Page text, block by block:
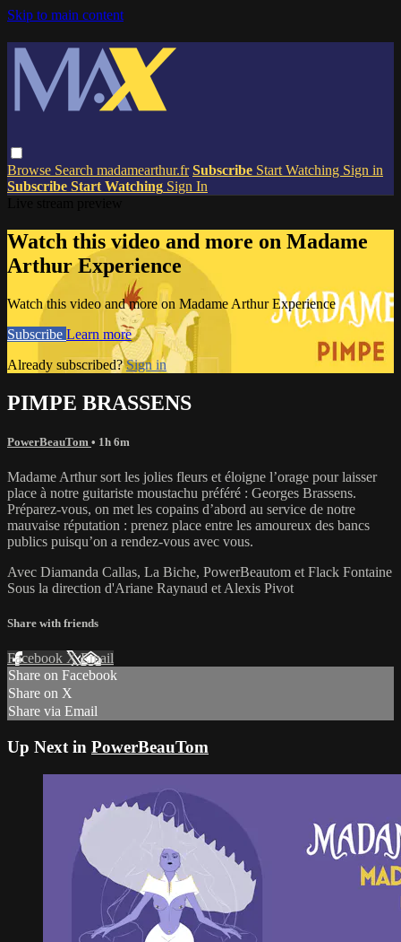
Skip to main content
Browse Search madamearthur.fr Subscribe Start Watching Sign in
Subscribe Start Watching Sign In
Watch this video and more on Madame
Arthur Experience
Watch this video and more on Madame Arthur Experience
Subscribe Learn more
Already subscribed?Sign in
PIMPE BRASSENS
PowerBeauTom • 1h 6m
Madame Arthur sort les jolies fleurs et éloigne l’orage pour laisser
place à notre guitariste moustachu préféré : Georges Brassens.
Préparez-vous, on met les copains d’abord au service de notre
mauvaise réputation : prenez place entre les amoureux des bancs
publics puisqu’on a rendez-vous avec vous.
Avec Diamanda Callas, La Biche, PowerBeautom et Flack Fontaine
Sous la direction d'Ariane Raynaud et Alexis Pivot
Share with friends
Facebook XEmail
Share on Facebook
Share on X
Share via Email
Up Next in PowerBeauTom